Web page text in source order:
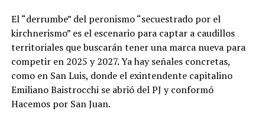
El “derrumbe” del peronismo “secuestrado por el
kirchnerismo” es el escenario para captar a caudillos
territoriales que buscarán tener una marca nueva para
competir en 2025 y 2027. Ya hay señales concretas,
como en San Luis, donde el exintendente capitalino
Emiliano Baistrocchi se abrió del PJ y conformó
Hacemos por San Juan.